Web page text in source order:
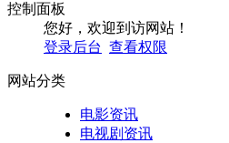
控制面板
您好，欢迎到访网站！
登录后台 查看权限
网站分类
电影资讯
电视剧资讯